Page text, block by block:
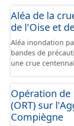
et structurés
standard CNIG
jour. Il est filtré
limitant aux SCI.
Aléa de la
de l'Oise et
Aléa inondation
bandes de
une crue
Opération de
(ORT) sur
Compiègne